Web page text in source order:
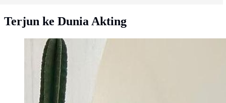
Terjun ke Dunia Akting